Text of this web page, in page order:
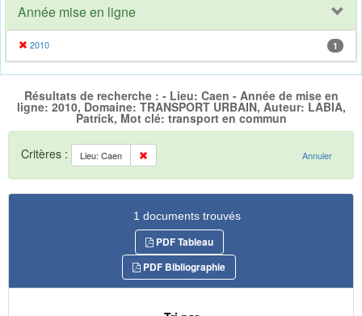
Année mise en ligne
2010 1
Résultats de recherche : - Lieu: Caen - Année de mise en
ligne: 2010, Domaine: TRANSPORT URBAIN, Auteur: LABIA,
Patrick, Mot clé: transport en commun
Critères : Lieu: Caen Annuler
1 documents trouvés
PDF Tableau
PDF Bibliographie